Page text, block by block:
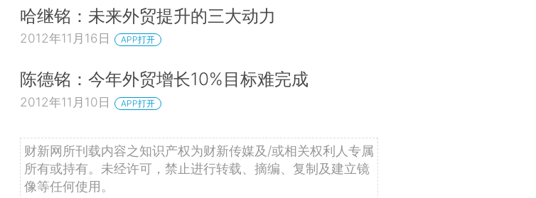
哈继铭：未来外贸提升的三大动力
2012年11月16日 APP打开
陈德铭：今年外贸增长10%目标难完成
2012年11月10日 APP打开
财新网所刊载内容之知识产权为财新传媒及/或相关权利人专属
所有或持有。未经许可，禁止进行转载、摘编、复制及建立镜
像等任何使用。